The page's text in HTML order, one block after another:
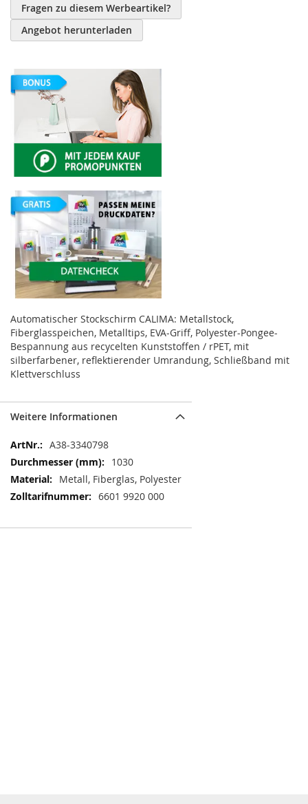
Fragen zu diesem Werbeartikel?
Angebot herunterladen
Automatischer Stockschirm CALIMA: Metallstock,
Fiberglasspeichen, Metalltips, EVA-Griff, Polyester-Pongee-
Bespannung aus recycelten Kunststoffen / rPET, mit
silberfarbener, reflektierender Umrandung, Schließband mit
Klettverschluss
Weitere Informationen
Weitere
Informationen
A38-3340798
1030
Metall, Fiberglas, Polyester
6601 9920 000